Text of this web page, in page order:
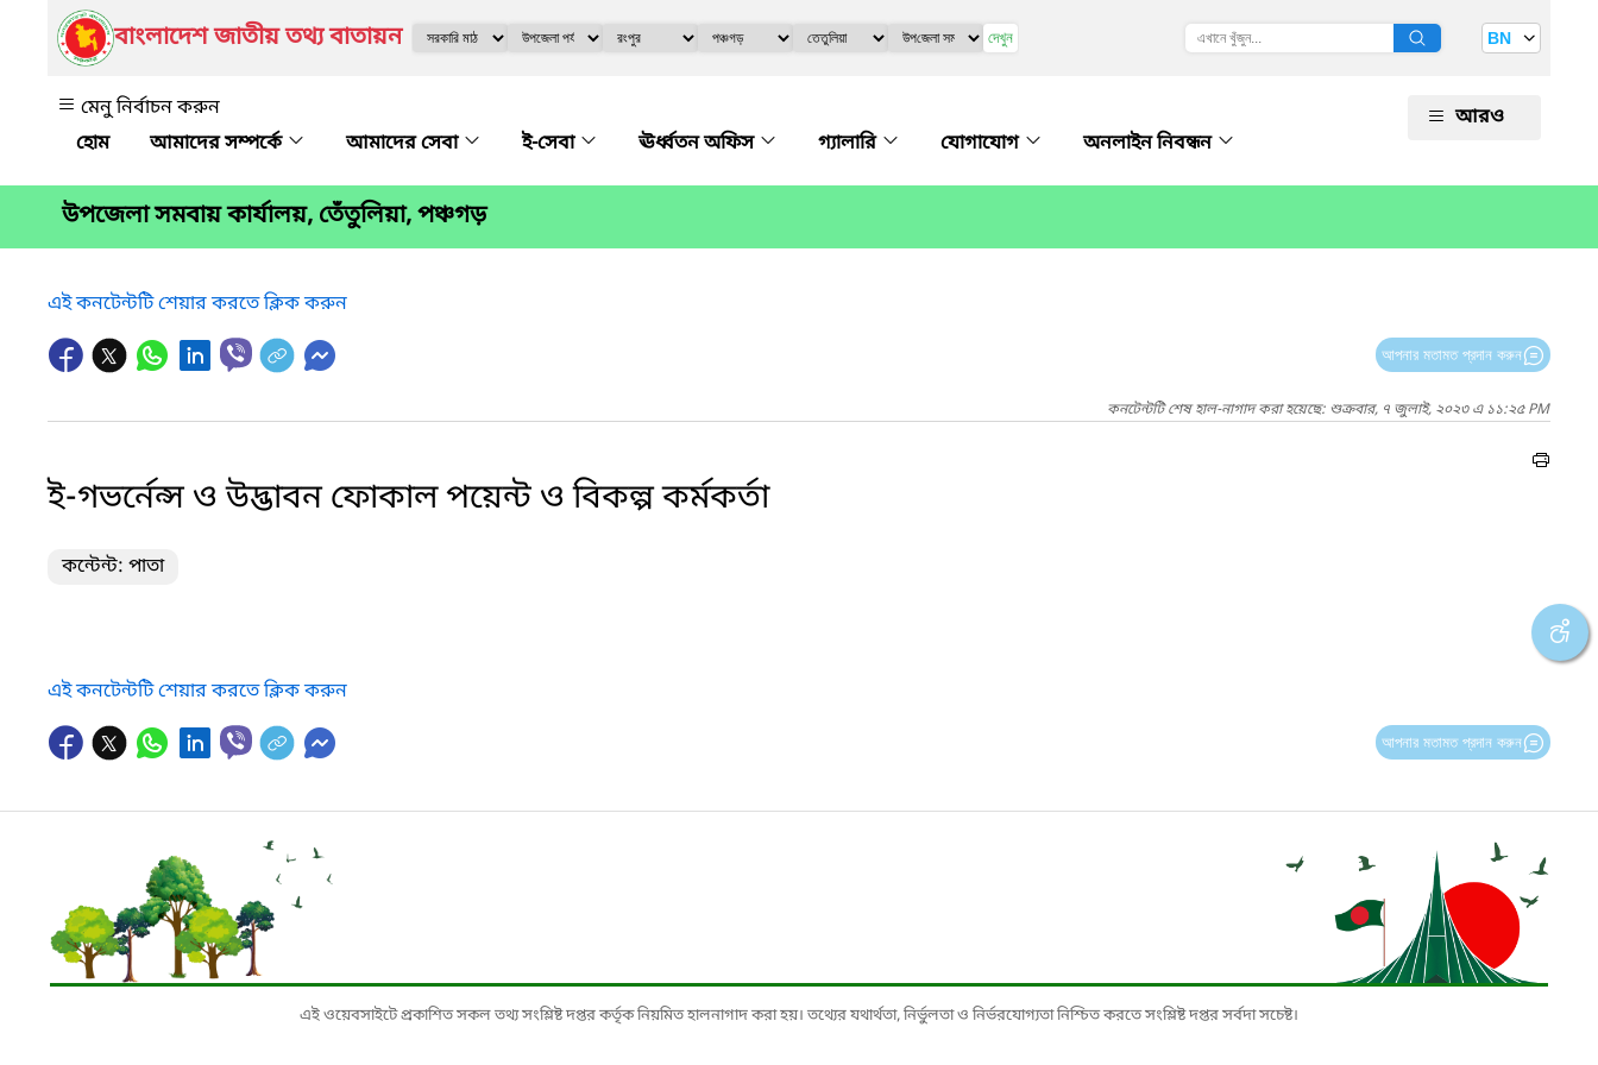
বাংলাদেশ জাতীয় তথ্য বাতায়ন দেখুন BN
মেনু নির্বাচন করুন
আমাদের সম্পর্কে
আমাদের সেবা ই-সেবা ঊর্ধ্বতন অফিস গ্যালারি যোগাযোগ অনলাইন নিবন্ধন
আরও
উপ‌জেলা সমবায় কার্যালয়, তেঁতুলিয়া, পঞ্চগড়
এই কনটেন্টটি শেয়ার করতে ক্লিক করুন
আপনার মতামত প্রদান করুন
কনটেন্টটি শেষ হাল-নাগাদ করা হয়েছে: শুক্রবার, ৭ জুলাই, ২০২৩ এ ১১:২৫ PM
ই-গভর্নেন্স ও উদ্ভাবন ফোকাল পয়েন্ট ও বিকল্প কর্মকর্তা
কন্টেন্ট: পাতা
এই কনটেন্টটি শেয়ার করতে ক্লিক করুন
আপনার মতামত প্রদান করুন
এই ওয়েবসাইটে প্রকাশিত সকল তথ্য সংশ্লিষ্ট দপ্তর কর্তৃক নিয়মিত হালনাগাদ করা হয়। তথ্যের যথার্থতা, নির্ভুলতা ও নির্ভরযোগ্যতা নিশ্চিত করতে সংশ্লিষ্ট দপ্তর সর্বদা সচেষ্ট।